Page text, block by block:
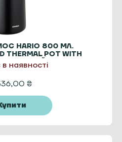
HARIO 800 МЛ.
THERMAL POT WITH
ЧОРНИЙ
наявності
₴